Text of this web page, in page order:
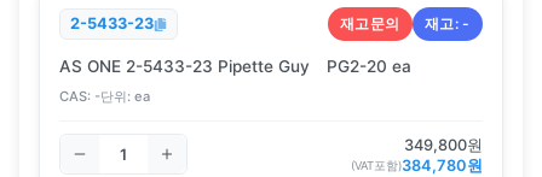
2-5433-23 재고문의 재고:-
AS ONE 2-5433-23 Pipette Guy PG2-20 ea
CAS: -단위: ea
349,800원
(VAT포함)384,780원